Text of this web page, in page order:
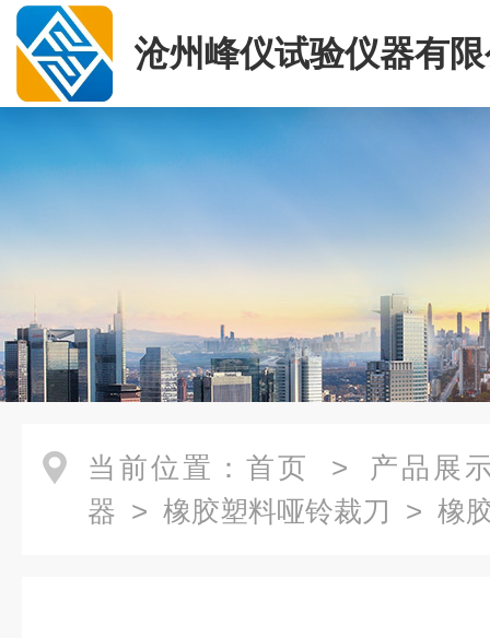
沧州峰仪试验仪器有
当前位置： 首页 > 产品展
器 > 橡胶塑料哑铃裁刀 > 橡